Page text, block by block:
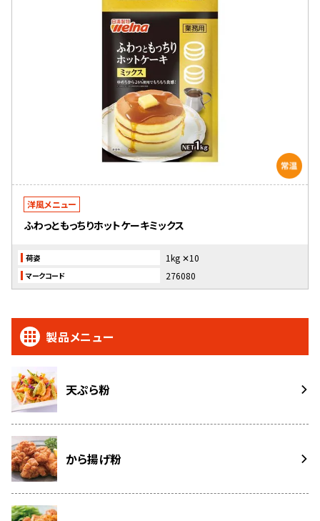
洋風メニュー
ふわっともっちりホットケーキミックス
荷姿 1kg ✕10
マークコード 276080
製品メニュー
天ぷら粉
から揚げ粉